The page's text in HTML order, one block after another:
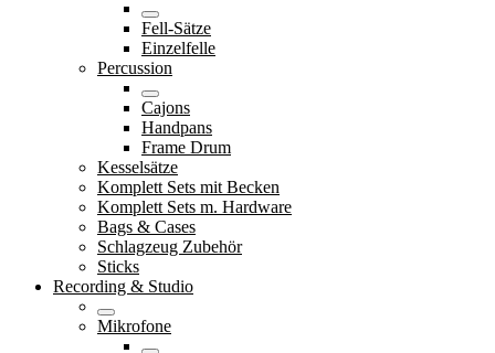
Fell-Sätze
Einzelfelle
Percussion
Cajons
Handpans
Frame Drum
Kesselsätze
Komplett Sets mit Becken
Komplett Sets m. Hardware
Bags & Cases
Schlagzeug Zubehör
Sticks
Recording & Studio
Mikrofone